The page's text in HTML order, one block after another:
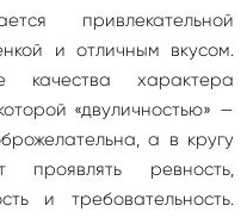
привлекательной
и отличным вкусом.
качества характера
«двуличностью» —
а в кругу
ревность,
и требовательность.